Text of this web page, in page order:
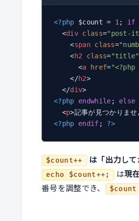
<?php $count = 1 ; if
<div class="post-
<span class=
<h2 class="title"
<a href=
</h2>
</div>
<?php
endwhile ; else
<p>記事が見つかりませ
<?php
endif ; ?>
$count++ は「出力して
echo $count++; は現
番号を調整でき、